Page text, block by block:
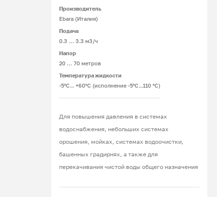
Производитель
Ebara (Италия)
Подача
0.3 … 3.3 м3/ч
Напор
20 … 70 метров
Температура жидкости
-5°C... +60°C (исполнение -5°C...110 °C)
Для повышения давления в системах
водоснабжения, небольших системах
орошения, мойках, системах водоочистки,
башенных градирнях, а также для
перекачивания чистой воды общего назначения